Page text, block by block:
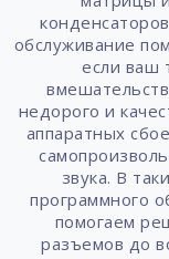
обслуживание
если ваш
недорого и
аппаратных
звука. В
программного
помогаем
разъемов до